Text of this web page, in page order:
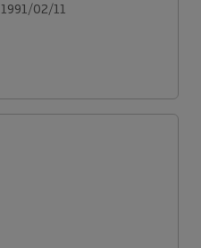
1991/02/11